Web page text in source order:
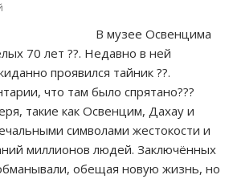
В музее Освенцима
70 лет ?️?️. Недавно в ней
проявился тайник ??.
что там было спрятано???
такие как Освенцим, Дахау и
символами жестокости и
миллионов людей. Заключённых
обещая новую жизнь, но